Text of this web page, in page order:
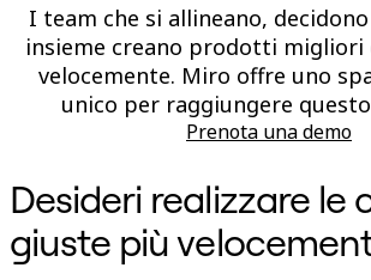
Sicurezza
Enterprise Guard
Piattaforma per sviluppatori
Scarica le app
Formati
Lavagna
Diagrammi
Timeline
Talktrack
Tables
Docs
I team che si allineano,
insieme creano prodotti migliori
velocemente. Miro offre uno
unico per raggiungere
Prenota una demo
Desideri realizzare le
giuste più